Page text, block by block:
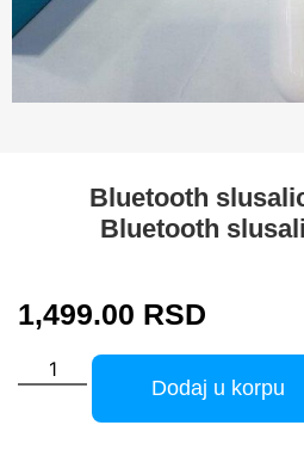
Bluetooth
Bluetooth
1,499.00 RSD
Dodaj u korpu